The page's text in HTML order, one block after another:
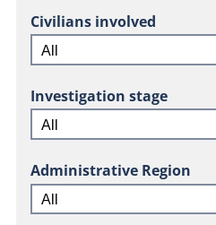
Civilians involved
Investigation stage
Administrative Region